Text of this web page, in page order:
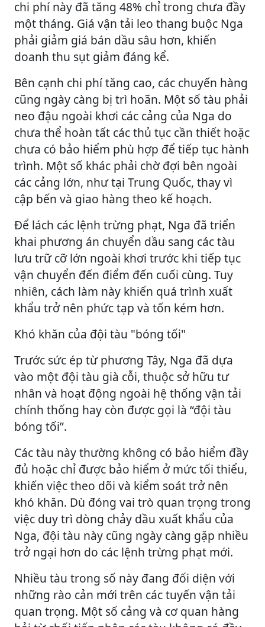
chi phí này đã tăng 48% chỉ trong chưa đầy
một tháng. Giá vận tải leo thang buộc Nga
phải giảm giá bán dầu sâu hơn, khiến
doanh thu sụt giảm đáng kể.
Bên cạnh chi phí tăng cao, các chuyến hàng
cũng ngày càng bị trì hoãn. Một số tàu phải
neo đậu ngoài khơi các cảng của Nga do
chưa thể hoàn tất các thủ tục cần thiết hoặc
chưa có bảo hiểm phù hợp để tiếp tục hành
trình. Một số khác phải chờ đợi bên ngoài
các cảng lớn, như tại Trung Quốc, thay vì
cập bến và giao hàng theo kế hoạch.
Để lách các lệnh trừng phạt, Nga đã triển
khai phương án chuyển dầu sang các tàu
lưu trữ cỡ lớn ngoài khơi trước khi tiếp tục
vận chuyển đến điểm đến cuối cùng. Tuy
nhiên, cách làm này khiến quá trình xuất
khẩu trở nên phức tạp và tốn kém hơn.
Khó khăn của đội tàu "bóng tối"
Trước sức ép từ phương Tây, Nga đã dựa
vào một đội tàu già cỗi, thuộc sở hữu tư
nhân và hoạt động ngoài hệ thống vận tải
chính thống hay còn được gọi là “đội tàu
bóng tối”.
Các tàu này thường không có bảo hiểm đầy
đủ hoặc chỉ được bảo hiểm ở mức tối thiểu,
khiến việc theo dõi và kiểm soát trở nên
khó khăn. Dù đóng vai trò quan trọng trong
việc duy trì dòng chảy dầu xuất khẩu của
Nga, đội tàu này cũng ngày càng gặp nhiều
trở ngại hơn do các lệnh trừng phạt mới.
Nhiều tàu trong số này đang đối diện với
những rào cản mới trên các tuyến vận tải
quan trọng. Một số cảng và cơ quan hàng